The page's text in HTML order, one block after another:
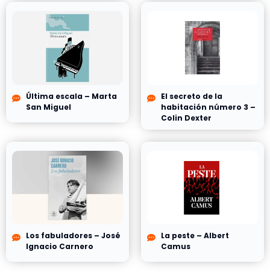
Última escala – Marta
San Miguel
El secreto de la
habitación número 3 –
Colin Dexter
Los fabuladores – José
Ignacio Carnero
La peste – Albert
Camus